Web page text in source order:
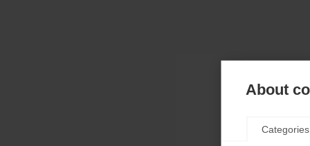
About
Categories